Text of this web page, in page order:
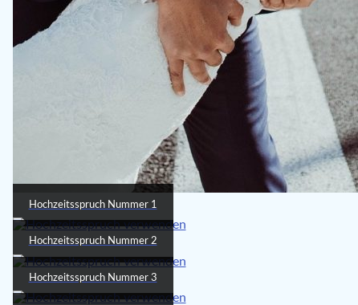
Hochzeitsspruch Nummer 1
Hochzeitsspruch Nummer 2
Hochzeitsspruch Nummer 3